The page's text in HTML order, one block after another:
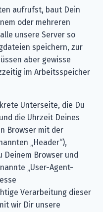
aufrufst, baut Dein
oder mehreren
unsere Server so
speichern, zur
aber gewisse
im Arbeitsspeicher
Unterseite, die Du
die Uhrzeit Deines
Browser mit der
„Header“),
Browser und
„User-Agent-
Verarbeitung dieser
wir Dir unsere